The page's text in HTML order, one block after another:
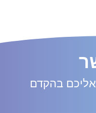
אליכם בהקדם